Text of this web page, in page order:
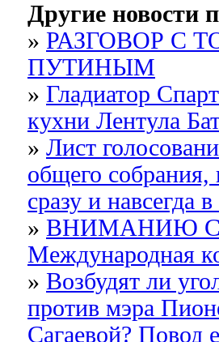
Другие новости
» РАЗГОВОР С
ПУТИНЫМ
» Гладиатор
кухни Лентула
» Лист
общего
сразу и навсегда
» ВНИМАНИЮ
Международная
» Возбудят ли
против мэра
Сагаевой? Повод